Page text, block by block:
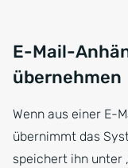
E-Mail-
übernehmen
Wenn aus einer E-
übernimmt das
speichert ihn unter